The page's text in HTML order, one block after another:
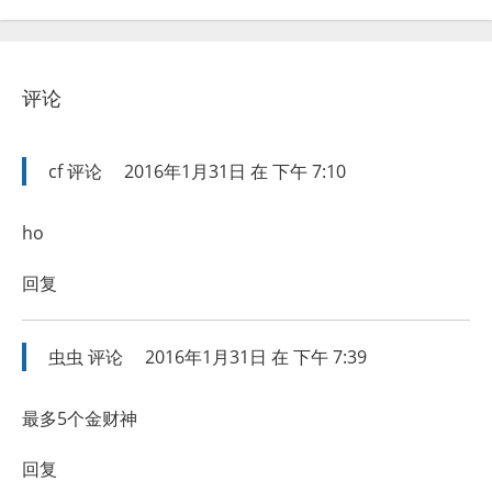
评论
cf评论 2016年1月31日 在 下午 7:10
ho
回复
虫虫 评论 2016年1月31日 在 下午 7:39
最多5个金财神
回复